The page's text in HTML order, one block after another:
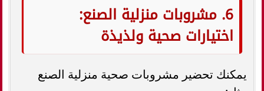
6. مشروبات منزلية الصنع:
اختيارات صحية ولذيذة
يمكنك تحضير مشروبات صحية منزلية الصنع